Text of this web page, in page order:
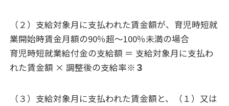
（２）支給対象月に支払われた賃金額が、育児時短就
業開始時賃金月額の90％超～100％未満の場合
育児時短就業給付金の支給額 ＝ 支給対象月に支払わ
れた賃金額 × 調整後の支給率※３
（３）支給対象月に支払われた賃金額と、（１）又は